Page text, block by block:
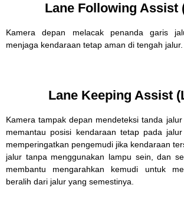
Lane Following Assist
Kamera depan melacak penanda garis
menjaga kendaraan tetap aman di tengah jalur.
Lane Keeping Assist
Kamera tampak depan mendeteksi tanda
memantau posisi kendaraan tetap pada
memperingatkan pengemudi jika kendaraan
jalur tanpa menggunakan lampu sein, dan
membantu mengarahkan kemudi untuk
beralih dari jalur yang semestinya.